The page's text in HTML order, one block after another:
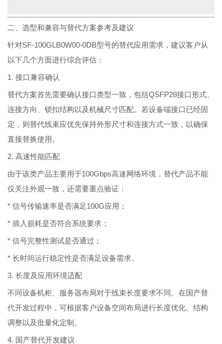
二、选型和兼容与替代方案参考及建议
针对SF-100GLB0W00-0DB型号的替代应用需求，建议客户从
以下几个方面进行综合评估：
1. 接口兼容确认
替代方案首先需要确认接口类型一致，包括QSFP28接口形式、
连接方向、锁扣结构以及机械尺寸匹配。若设备端接口已经固
定，则替代线束应优先保持外形尺寸和连接方式一致，以确保
直接替换使用。
2. 高速性能匹配
由于该类产品主要用于100Gbps高速网络环境，替代产品不能
仅关注外观一致，还需要重点验证：
* 信号传输速率是否满足100G应用；
* 插入损耗是否符合系统要求；
* 信号完整性测试是否通过；
* 长时间运行稳定性是否满足设备需求。
3. 长度及应用环境适配
不同设备机柜、服务器布局对于线束长度要求不同。在国产替
代开发过程中，可根据客户设备空间布局进行长度优化、结构
调整以及批量化定制。
4. 国产替代开发建议